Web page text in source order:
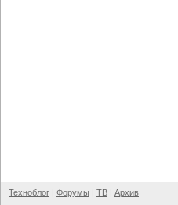
Техноблог | Форумы | ТВ | Архив